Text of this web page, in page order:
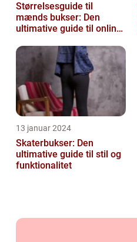
Størrelsesguide til
mænds bukser: Den
ultimative guide til online-
handelskunder
13 januar 2024
Skaterbukser: Den
ultimative guide til stil og
funktionalitet